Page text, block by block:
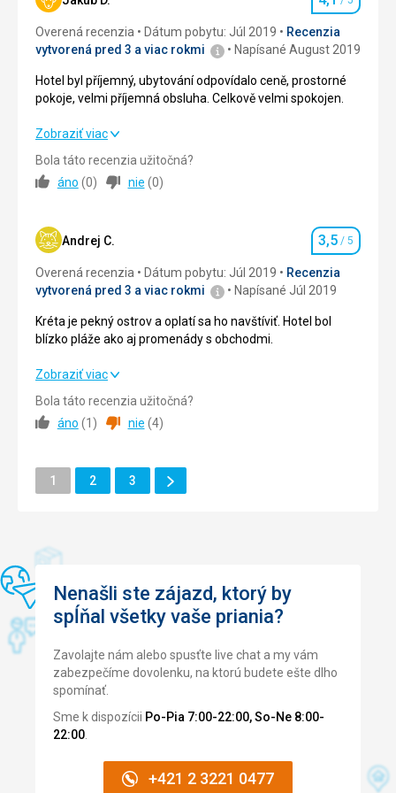
Ubytovanie
Velmi čistý hotel, na poměry v Řecku až neuvěřitelná péče
o čistotu. Super.
Klimatizace (dvě jednotky) nezvládali vůbec uchladit pokoj,
ani přes noc se teplota nedostala pod 25 C. A to byla za
Služby
nevyužili jsme
Táto recenzia bola preložená automaticky pomocou
Ubytovanie 4,0/ 5
Okolie 3,0/ 5
Služby 4,0/ 5
Hodnotenie
Overená recenzia Dátum pobytu: Júl 2019
Recenzia
vytvorená pred 3 a viac rokmi
Napísané August 2019
Hotel byl příjemný, ubytování odpovídalo ceně, prostorné
pokoje, velmi příjemná obsluha. Celkově velmi spokojen.
Hotel byl příjemný, ubytování odpovídalo ceně, prostorné
pokoje, velmi příjemná obsluha. Celkově velmi spokojen.
Strava
Okolie 3,0/ 5
Služby 4,0
Cena 4,0
Zobraziť viac
Bola táto recenzia užitočná?
áno (0) nie (0)
Andrej C. Hodnotenie
3,5 / 5
Overená recenzia Dátum pobytu: Júl 2019
Recenzia
vytvorená pred 3 a viac rokmi
Napísané Júl 2019
Kréta je pekný ostrov a oplatí sa ho navštíviť. Hotel bol
blízko pláže ako aj promenády s obchodmi.
Kréta je pekný ostrov a oplatí sa ho navštíviť. Hotel bol
blízko pláže ako aj promenády s obchodmi.
Strava
Okolie
Cena
Pláž
dispozícii lehátka a slnečníky za poplatok 5 EUR. Takisto
bolo možné si na pláži nájsť voľné miesto mimo slnečníkov
a lehátok.
Strava
Strava bolo formou bufetových stolov - jedlo na ranajky sa
ako ranajky ale myslím, že tu nie je žiadne negatívum.
Zobraziť viac
Bola táto recenzia užitočná?
áno (1 ) nie (4)
Stránka
1 Stránka
2 Stránka
3
Ďalšie
Stránka
Nenašli ste zájazd, ktorý by
spĺňal všetky vaše priania?
Zavolajte nám alebo spusťte live chat a my vám
zabezpečíme dovolenku, na ktorú budete ešte dlho
spomínať.
Sme k dispozícii Po-Pia 7:00-22:00, So-Ne 8:00-
22:00.
+421 2 3221 0477